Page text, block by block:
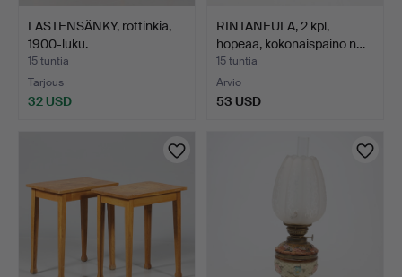
LASTENSÄNKY, rottinkia,
1900-luku.
15 tuntia
Tarjous
32 USD
RINTANEULA, 2 kpl,
hopeaa, kokonaispaino n…
15 tuntia
Arvio
53 USD